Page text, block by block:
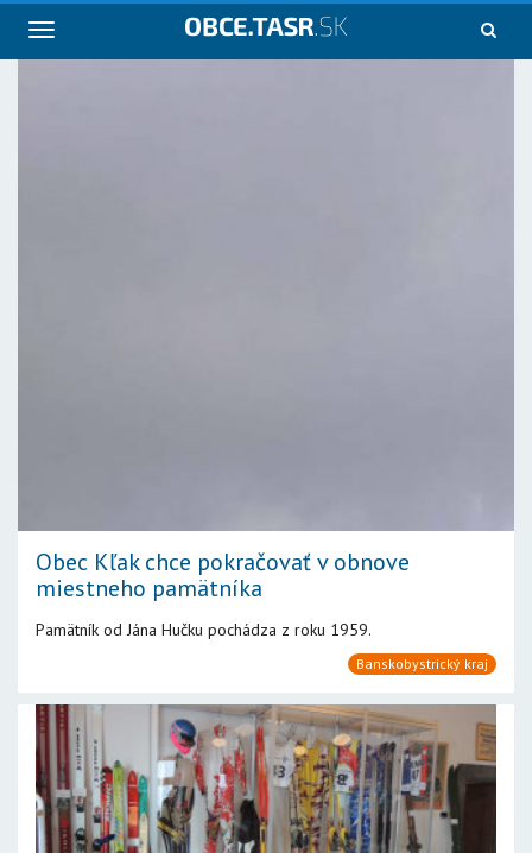
Navigácia
Obec Kľak chce pokračovať v obnove
miestneho pamätníka
Pamätník od Jána Hučku pochádza z roku 1959.
Banskobystrický kraj